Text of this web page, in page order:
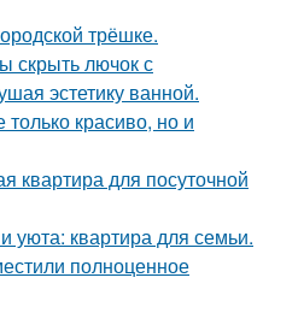
трёшке.
скрыть лючок с
эстетику ванной.
красиво, но и
квартира для посуточной
уюта: квартира для семьи.
полноценное